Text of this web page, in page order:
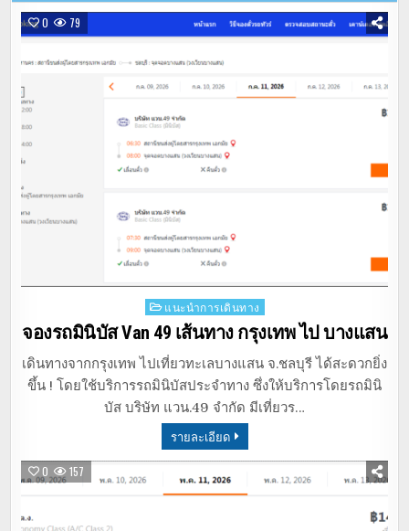
0 79
Posted
in
แนะนำการเดินทาง
จองรถมินิบัส Van 49 เส้นทาง กรุงเทพ ไป บางแสน
เดินทางจากกรุงเทพ ไปเที่ยวทะเลบางแสน จ.ชลบุรี ได้สะดวกยิ่ง
ขึ้น ! โดยใช้บริการรถมินิบัสประจำทาง ซึ่งให้บริการโดยรถมินิ
บัส บริษัท แวน.49 จำกัด มีเที่ยวร…
รายละเอียด
0 157